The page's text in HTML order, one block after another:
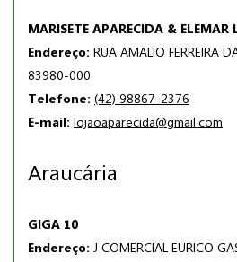
MARISETE APARECIDA & ELEMAR
Endereço: RUA AMALIO FERREIRA
83980-000
Telefone: (42) 98867-2376
E-mail: lojaoaparecida@gmail.com
Araucária
GIGA 10
Endereço: J COMERCIAL EURICO